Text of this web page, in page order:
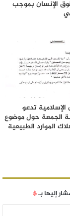
الإنسان بموجب
الإسلامية تدعو
الجمعة حول موضوع
الموارد الطبيعية
إليها بـ*